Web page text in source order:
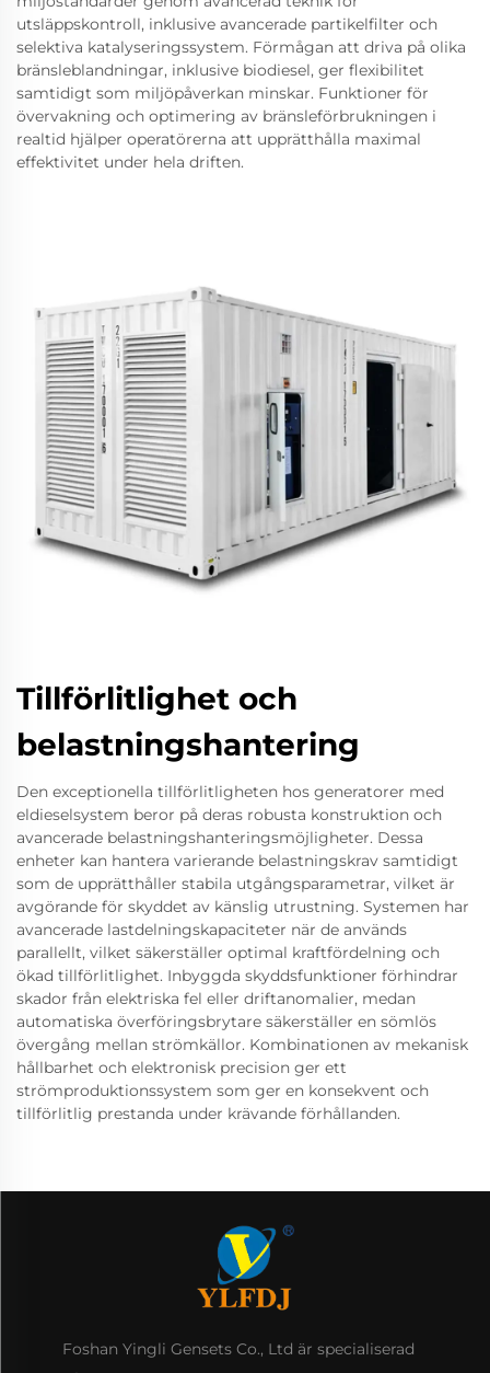
utsläppskontroll, inklusive avancerade partikelfilter och
selektiva katalyseringssystem. Förmågan att driva på olika
bränsleblandningar, inklusive biodiesel, ger flexibilitet
samtidigt som miljöpåverkan minskar. Funktioner för
övervakning och optimering av bränsleförbrukningen i
realtid hjälper operatörerna att upprätthålla maximal
effektivitet under hela driften.
Tillförlitlighet och
belastningshantering
Den exceptionella tillförlitligheten hos generatorer med
eldieselsystem beror på deras robusta konstruktion och
avancerade belastningshanteringsmöjligheter. Dessa
enheter kan hantera varierande belastningskrav samtidigt
som de upprätthåller stabila utgångsparametrar, vilket är
avgörande för skyddet av känslig utrustning. Systemen har
avancerade lastdelningskapaciteter när de används
parallellt, vilket säkerställer optimal kraftfördelning och
ökad tillförlitlighet. Inbyggda skyddsfunktioner förhindrar
skador från elektriska fel eller driftanomalier, medan
automatiska överföringsbrytare säkerställer en sömlös
övergång mellan strömkällor. Kombinationen av mekanisk
hållbarhet och elektronisk precision ger ett
strömproduktionssystem som ger en konsekvent och
tillförlitlig prestanda under krävande förhållanden.
Foshan Yingli Gensets Co., Ltd är specialiserad